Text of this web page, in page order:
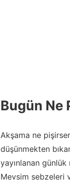
Bugün Ne
Akşama ne
düşünmekten
yayınlanan
Mevsim sebzeleri